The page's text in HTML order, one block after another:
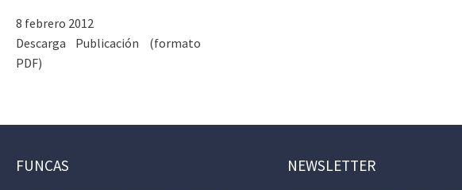
8 febrero 2012
Descarga Publicación (formato
PDF)
FUNCAS NEWSLETTER